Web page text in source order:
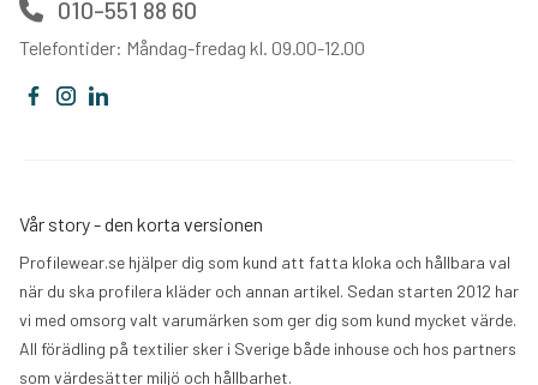
010-551 88 60
Telefontider: Måndag-fredag kl. 09.00-12.00
Vår story - den korta versionen
Profilewear.se hjälper dig som kund att fatta kloka och hållbara val
när du ska profilera kläder och annan artikel. Sedan starten 2012 har
vi med omsorg valt varumärken som ger dig som kund mycket värde.
All förädling på textilier sker i Sverige både inhouse och hos partners
som värdesätter miljö och hållbarhet.